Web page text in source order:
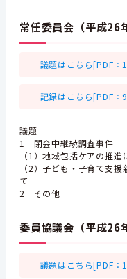
常任委員会（平成26
議題はこちら[PDF：
記録はこちら[PDF：
議題
1 閉会中継続調査事件
（1）地域包括ケアの推進
（2）子ども・子育て支
て
2 その他
委員協議会（平成26
議題はこちら[PDF：